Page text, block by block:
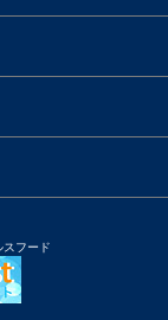
スフード